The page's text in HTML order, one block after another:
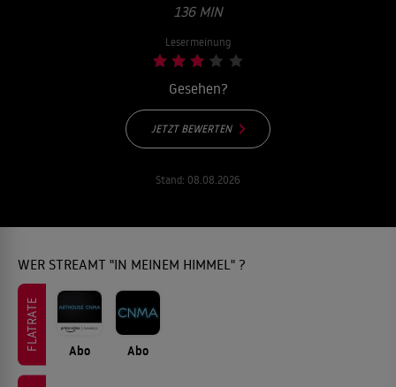
36 MIN
Lesermeinung
Gesehen?
JETZT BEWERTEN
Stand: 08.08.2026
WER STREAMT "IN MEINEM HIMMEL" ?
FLATRATE Abo Abo